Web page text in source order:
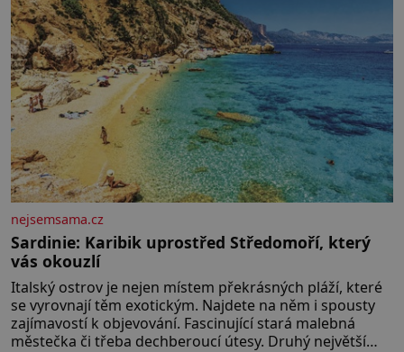
nejsemsama.cz
Sardinie: Karibik uprostřed Středomoří, který
vás okouzlí
Italský ostrov je nejen místem překrásných pláží, které
se vyrovnají těm exotickým. Najdete na něm i spousty
zajímavostí k objevování. Fascinující stará malebná
městečka či třeba dechberoucí útesy. Druhý největší